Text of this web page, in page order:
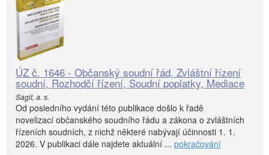
ÚZ č. 1646 - Občanský soudní řád, Zvláštní řízení
soudní, Rozhodčí řízení, Soudní poplatky, Mediace
Sagit, a. s.
Od posledního vydání této publikace došlo k řadě
novelizací občanského soudního řádu a zákona o zvláštních
řízeních soudních, z nichž některé nabývají účinnosti 1. 1.
2026. V publikaci dále najdete aktuální ... pokračování